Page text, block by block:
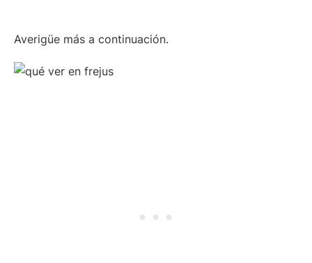
Averigüe más a continuación.